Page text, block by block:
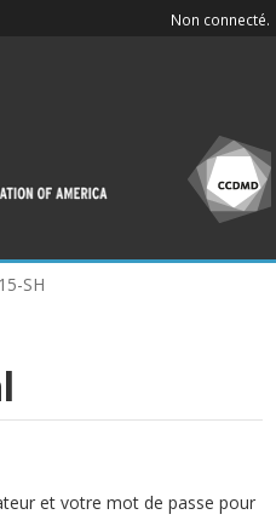
Non connecté.
SH
et votre mot de passe pour